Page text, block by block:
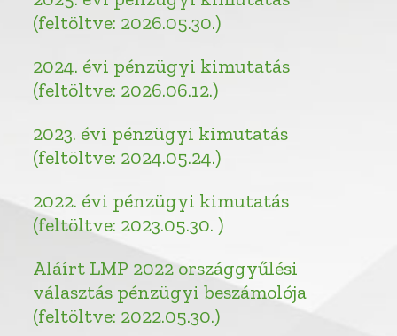
(feltöltve: 2026.05.30.)
2024. évi pénzügyi kimutatás
(feltöltve: 2026.06.12.)
2023. évi pénzügyi kimutatás
(feltöltve: 2024.05.24.)
2022. évi pénzügyi kimutatás
(feltöltve: 2023.05.30. )
Aláírt LMP 2022 országgyűlési
választás pénzügyi beszámolója
(feltöltve: 2022.05.30.)